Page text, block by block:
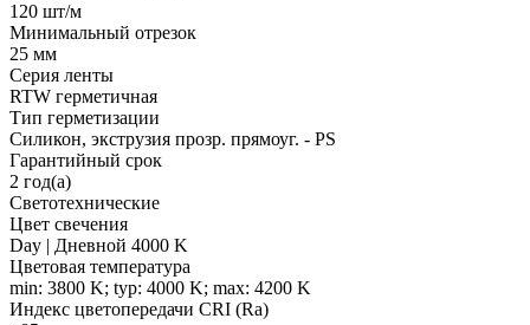
120 шт/м
Минимальный отрезок
25 мм
Серия ленты
RTW герметичная
Тип герметизации
Силикон, экструзия прозр. прямоуг. - PS
Гарантийный срок
2 год(а)
Светотехнические
Цвет свечения
Day | Дневной 4000 K
Цветовая температура
min: 3800 K; typ: 4000 K; max: 4200 K
Индекс цветопередачи CRI (Ra)